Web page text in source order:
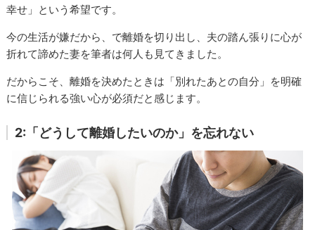
幸せ」という希望です。
今の生活が嫌だから、で離婚を切り出し、夫の踏ん張りに心が
折れて諦めた妻を筆者は何人も見てきました。
だからこそ、離婚を決めたときは「別れたあとの自分」を明確
に信じられる強い心が必須だと感じます。
2:「どうして離婚したいのか」を忘れない